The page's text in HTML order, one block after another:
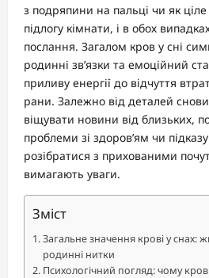
з подряпини на пальці чи як
підлогу кімнати, і в обох
послання. Загалом кров у сні
родинні зв’язки та емоційний
приливу енергії до відчуття
рани. Залежно від деталей
віщувати новини від близьких,
проблеми зі здоров’ям чи
розібратися з прихованими
вимагають уваги.
Зміст
Загальне значення крові у снах:
родинні нитки
Психологічний погляд: чому кров